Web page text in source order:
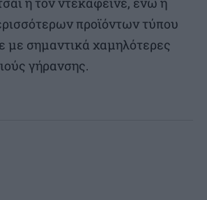
προϊόντων τύπου
με σημαντικά χαμηλότερες
γήρανσης.